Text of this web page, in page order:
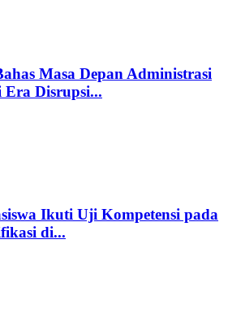
Masa Depan Administrasi
Disrupsi...
Ikuti Uji Kompetensi pada
di...